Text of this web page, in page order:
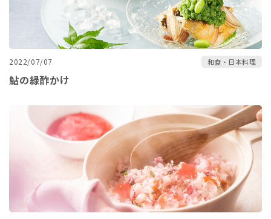
2022/07/07 和食・日本料理
鮎の緑酢かけ